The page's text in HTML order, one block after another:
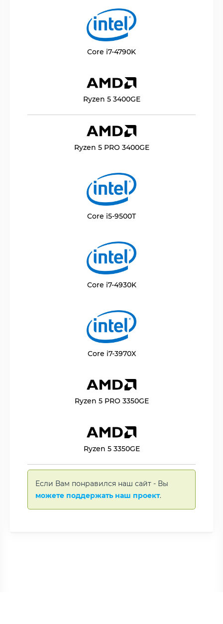
Core i7-4790K
Ryzen 5 3400GE
Ryzen 5 PRO 3400GE
Core i5-9500T
Core i7-4930K
Core i7-3970X
Ryzen 5 PRO 3350GE
Ryzen 5 3350GE
Если Вам понравился наш сайт - Вы
можете поддержать наш проект.